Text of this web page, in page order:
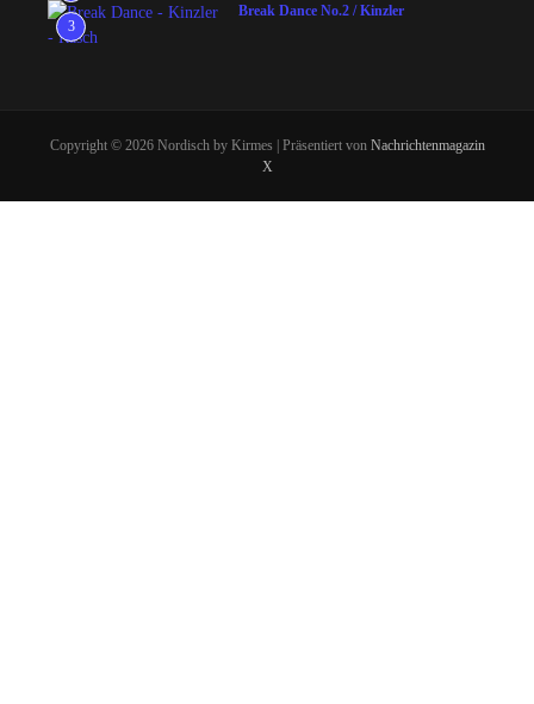
3
Break Dance No.2 / Kinzler
Copyright © 2026 Nordisch by Kirmes | Präsentiert von Nachrichtenmagazin
X